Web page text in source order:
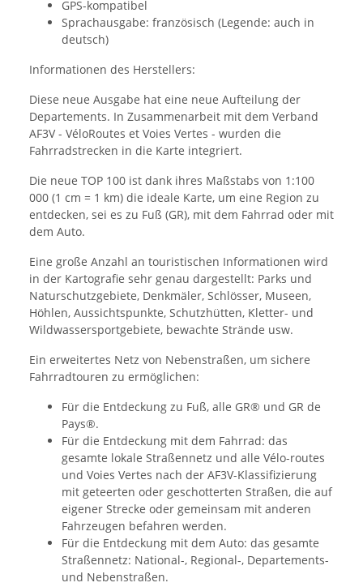
GPS-kompatibel
Sprachausgabe: französisch (Legende: auch in
deutsch)
Informationen des Herstellers:
Diese neue Ausgabe hat eine neue Aufteilung der
Departements. In Zusammenarbeit mit dem Verband
AF3V - VéloRoutes et Voies Vertes - wurden die
Fahrradstrecken in die Karte integriert.
Die neue TOP 100 ist dank ihres Maßstabs von 1:100
000 (1 cm = 1 km) die ideale Karte, um eine Region zu
entdecken, sei es zu Fuß (GR), mit dem Fahrrad oder mit
dem Auto.
Eine große Anzahl an touristischen Informationen wird
in der Kartografie sehr genau dargestellt: Parks und
Naturschutzgebiete, Denkmäler, Schlösser, Museen,
Höhlen, Aussichtspunkte, Schutzhütten, Kletter- und
Wildwassersportgebiete, bewachte Strände usw.
Ein erweitertes Netz von Nebenstraßen, um sichere
Fahrradtouren zu ermöglichen:
Für die Entdeckung zu Fuß, alle GR® und GR de
Pays®.
Für die Entdeckung mit dem Fahrrad: das
gesamte lokale Straßennetz und alle Vélo-routes
und Voies Vertes nach der AF3V-Klassifizierung
mit geteerten oder geschotterten Straßen, die auf
eigener Strecke oder gemeinsam mit anderen
Fahrzeugen befahren werden.
Für die Entdeckung mit dem Auto: das gesamte
Straßennetz: National-, Regional-, Departements-
und Nebenstraßen.